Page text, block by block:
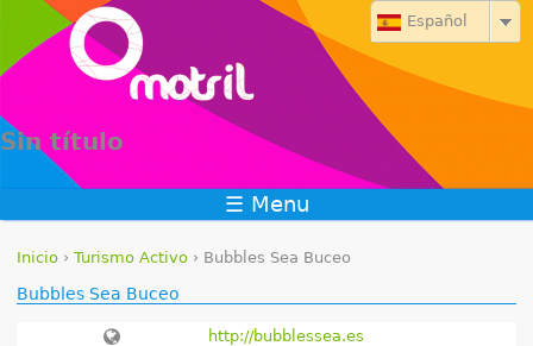
Jump to navigation
Sin título
Español
☰ Menu
S
Inicio ›Turismo Activo › Bubbles Sea Buceo
Bubbles Sea Buceo
http://bubblessea.es